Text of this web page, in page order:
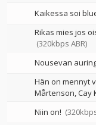
Kaikessa soi
Rikas mies jos
(320kbps ABR)
Nousevan
Hän on mennyt
Mårtenson Cay
Niin on!